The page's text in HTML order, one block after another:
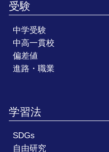
受験
中学受験
中高一貫校
偏差値
進路・職業
学習法
SDGs
自由研究